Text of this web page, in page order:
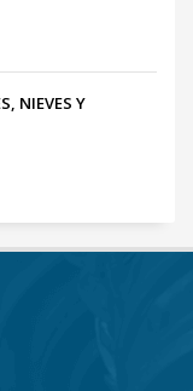
NIEVES Y